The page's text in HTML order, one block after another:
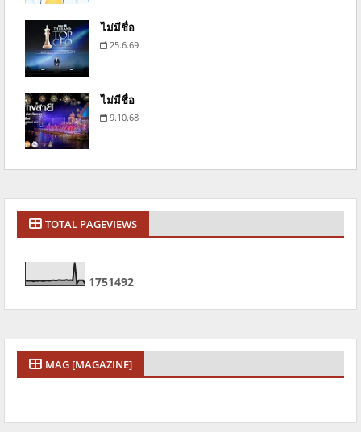
ไม่มีชื่อ
25.6.69
ไม่มีชื่อ
9.10.68
TOTAL PAGEVIEWS
1751492
MAG [MAGAZINE]